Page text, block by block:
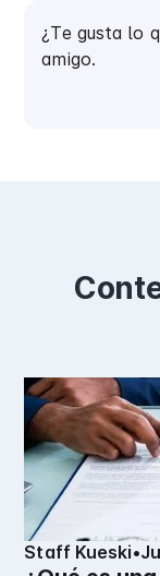
¿Te gusta lo
amigo.
Staff Kueski•